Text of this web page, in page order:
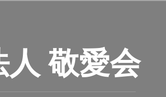
敬愛会